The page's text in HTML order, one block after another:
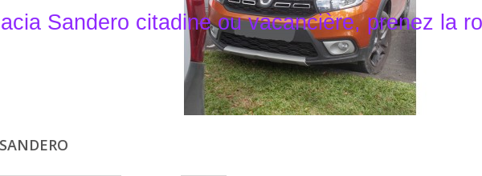
Sandero citadine ou vacancière, prenez la